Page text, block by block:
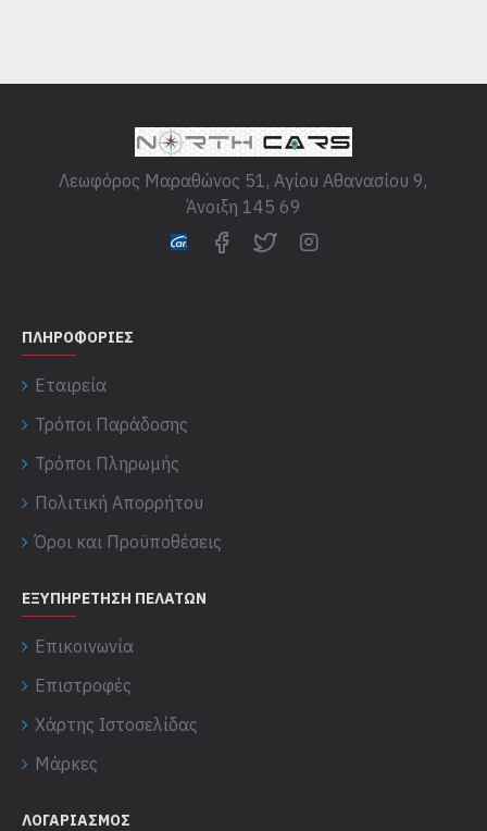
Λεωφόρος Μαραθώνος 51, Αγίου Αθανασίου 9,
Άνοιξη 145 69
ΠΛΗΡΟΦΟΡΊΕΣ
Εταιρεία
Τρόποι Παράδοσης
Τρόποι Πληρωμής
Πολιτική Απορρήτου
Όροι και Προϋποθέσεις
ΕΞΥΠΗΡΈΤΗΣΗ ΠΕΛΑΤΏΝ
Επικοινωνία
Επιστροφές
Χάρτης Ιστοσελίδας
Μάρκες
ΛΟΓΑΡΙΑΣΜΌΣ